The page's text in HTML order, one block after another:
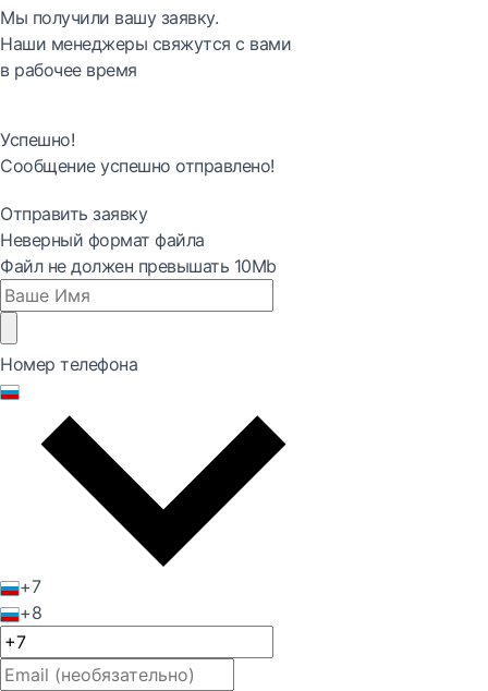
Мы получили вашу заявку.
Наши менеджеры свяжутся с вами
в рабочее время
Успешно!
Сообщение успешно отправлено!
Отправить заявку
Неверный формат файла
Файл не должен превышать 10Mb
Номер телефона
+7
+8